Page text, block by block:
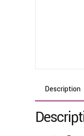
Description